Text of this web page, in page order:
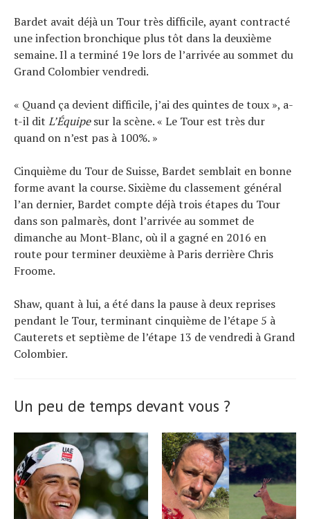
Bardet avait déjà un Tour très difficile, ayant contracté
une infection bronchique plus tôt dans la deuxième
semaine. Il a terminé 19e lors de l’arrivée au sommet du
Grand Colombier vendredi.
« Quand ça devient difficile, j’ai des quintes de toux », a-
t-il dit L’Équipesur la scène. « Le Tour est très dur
quand on n’est pas à 100%. »
Cinquième du Tour de Suisse, Bardet semblait en bonne
forme avant la course. Sixième du classement général
l’an dernier, Bardet compte déjà trois étapes du Tour
dans son palmarès, dont l’arrivée au sommet de
dimanche au Mont-Blanc, où il a gagné en 2016 en
route pour terminer deuxième à Paris derrière Chris
Froome.
Shaw, quant à lui, a été dans la pause à deux reprises
pendant le Tour, terminant cinquième de l’étape 5 à
Cauterets et septième de l’étape 13 de vendredi à Grand
Colombier.
Un peu de temps devant vous ?